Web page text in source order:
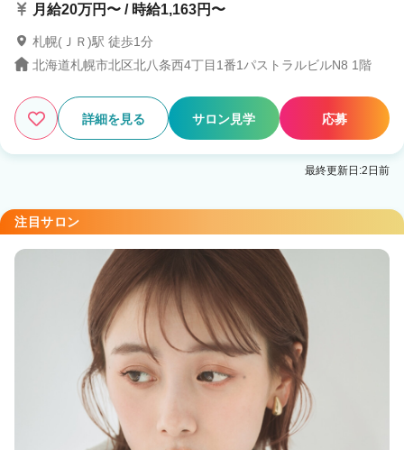
独立支援制度
この条件の求人数3 件
検索する
月給20万円〜 / 時給1,163円〜
札幌(ＪＲ)駅 徒歩1分
北海道札幌市北区北八条西4丁目1番1パストラルビルN8 1階
詳細を見る サロン見学 応募
最終更新日:2日前
注目サロン